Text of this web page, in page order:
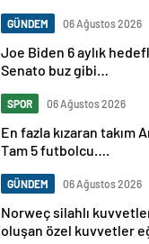
GÜNDEM 06 Ağustos 2026
Joe Biden 6 aylık
Senato buz gibi…
SPOR 06 Ağustos 2026
En fazla kızaran takım
Tam 5 futbolcu….
GÜNDEM 06 Ağustos 2026
Norweç silahlı
oluşan özel kuvvetler